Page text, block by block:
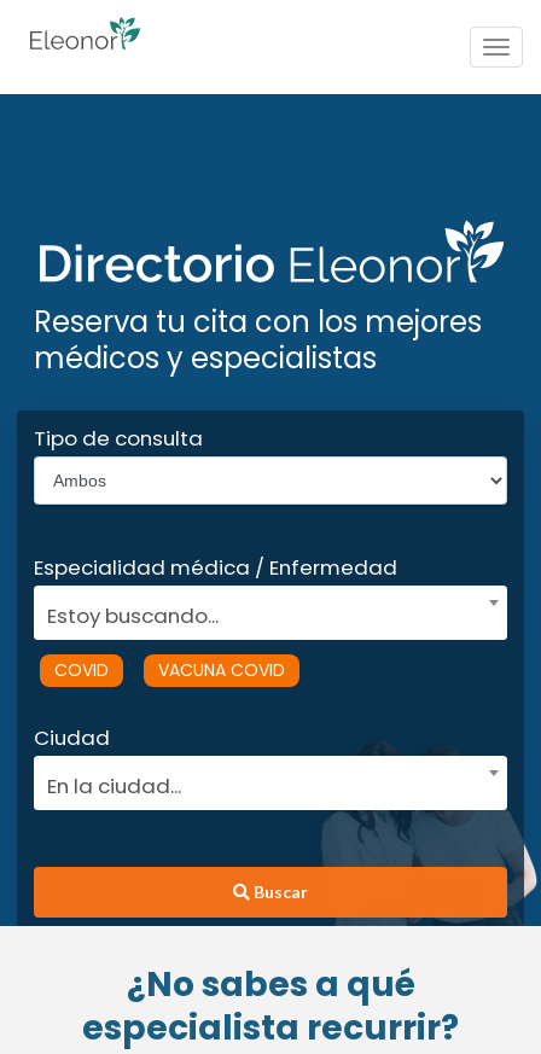
Reserva tu cita con los mejores
médicos y especialistas
Tipo de consulta
Especialidad médica / Enfermedad
Estoy buscando...
COVID VACUNA COVID
Ciudad
En la ciudad...
Buscar
¿No sabes a qué
especialista recurrir?